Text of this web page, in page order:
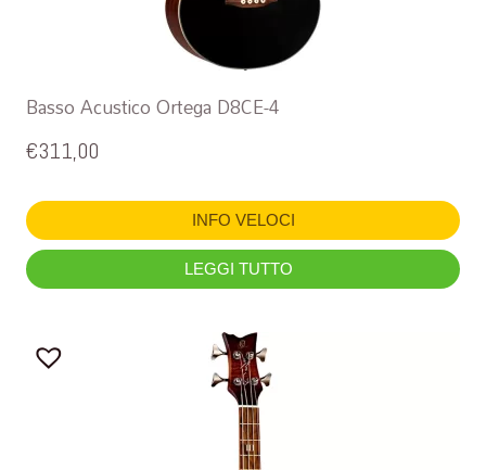
Basso Acustico Ortega D8CE-4
€311,00
INFO VELOCI
LEGGI TUTTO